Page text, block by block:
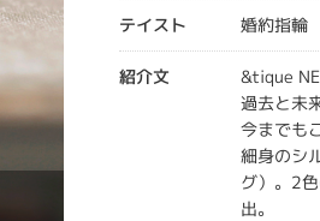
テイスト 婚約指輪
紹介文
&tique
過去と未
今までも
細身のシ
グ）。2
出。